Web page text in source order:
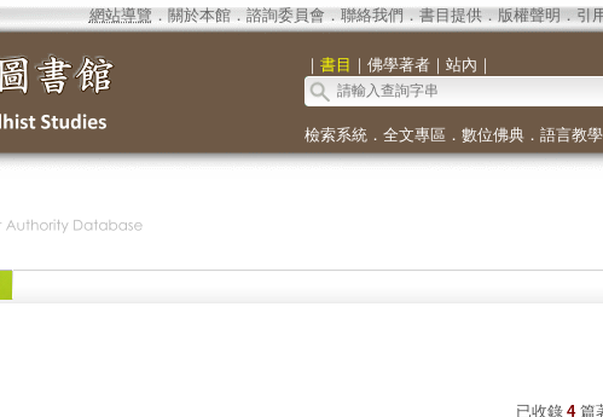
網站導覽 ． 關於本館． 諮詢委員會． 聯絡我們 ． 書目提供． 版權聲明 ． 引
｜ 書目 ｜ 佛學著者｜ 站內 ｜
檢索系統． 全文專區 ． 數位佛典． 語言教學
已收錄 4 篇